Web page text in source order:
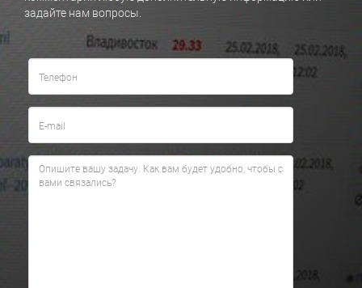
задайте нам вопросы.